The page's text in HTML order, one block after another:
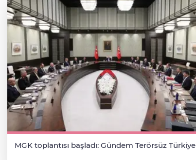
MGK toplantısı başladı: Gündem Terörsüz Türkiye